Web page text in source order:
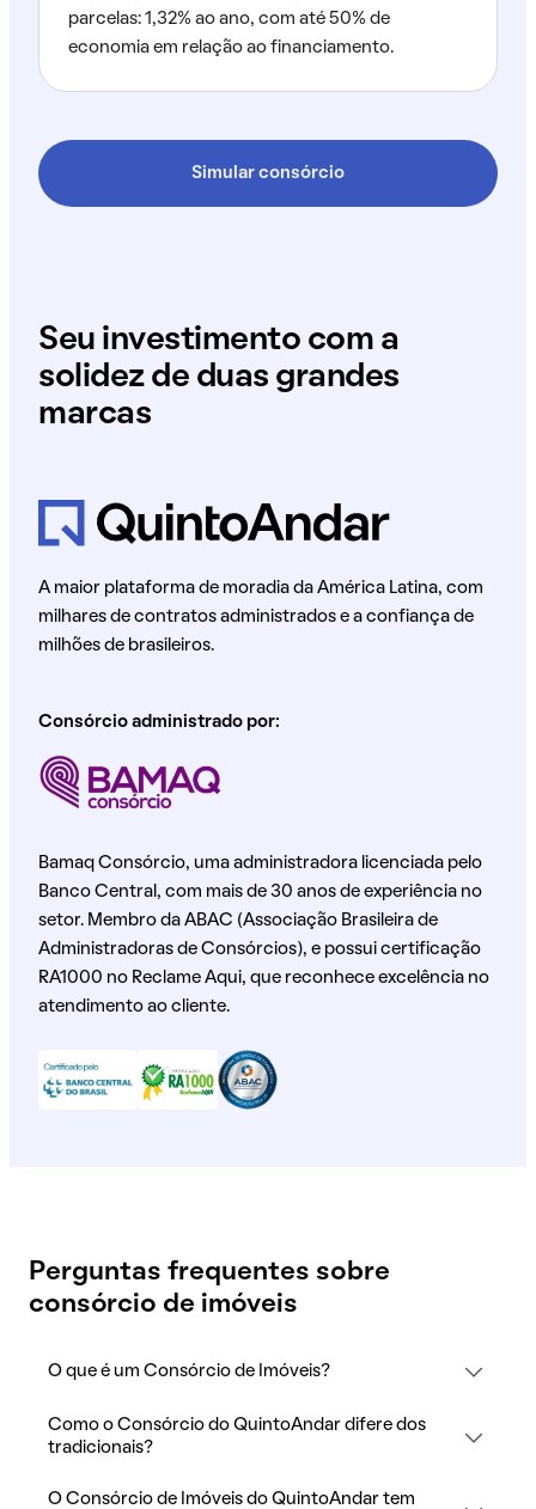
parcelas: 1,32% ao ano, com até 50% de
economia em relação ao financiamento.
Simular consórcio
Seu investimento com a
solidez de duas grandes
marcas
A maior plataforma de moradia da América Latina, com
milhares de contratos administrados e a confiança de
milhões de brasileiros.
Consórcio administrado por:
Bamaq Consórcio, uma administradora licenciada pelo
Banco Central, com mais de 30 anos de experiência no
setor. Membro da ABAC (Associação Brasileira de
Administradoras de Consórcios), e possui certificação
RA1000 no Reclame Aqui, que reconhece excelência no
atendimento ao cliente.
Perguntas frequentes sobre
consórcio de imóveis
O que é um Consórcio de Imóveis?
Como o Consórcio do QuintoAndar difere dos
tradicionais?
O Consórcio de Imóveis do QuintoAndar tem